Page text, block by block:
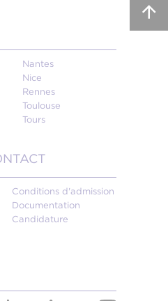
Nantes
Nice
Rennes
Toulouse
Tours
Conditions d'admission
Documentation
Candidature